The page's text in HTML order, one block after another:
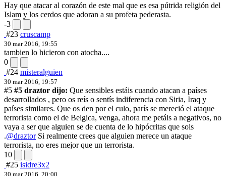
Hay que atacar al corazón de este mal que es esa pútrida religión del
Islam y los cerdos que adoran a su profeta pederasta.
-3
#23 cruscamp
30 mar 2016, 19:55
tambien lo hicieron con atocha....
0
#24 misteralguien
30 mar 2016, 19:57
#5 #5 draztor dijo: Que sensibles estáis cuando atacan a países
desarrollados , pero os reís o sentís indiferencia con Siria, Iraq y
países similares. Que os den por el culo, parís se mereció el ataque
terrorista como el de Belgica, venga, ahora me petáis a negativos, no
vaya a ser que alguien se de cuenta de lo hipócritas que sois
.@draztorSi realmente crees que alguien merece un ataque
terrorista, no eres mejor que un terrorista.
10
#25 isidre3x2
30 mar 2016, 20:00